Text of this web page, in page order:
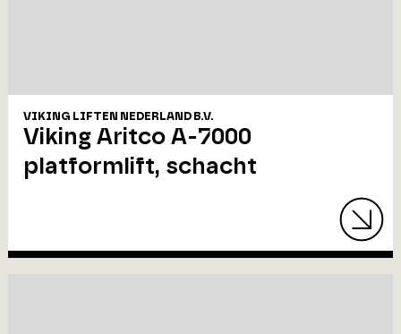
VIKING LIFTEN NEDERLAND B.V.
Viking Aritco A-7000
platformlift, schacht